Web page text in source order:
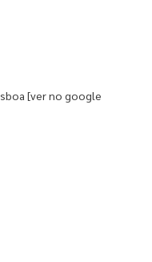
[ver no google